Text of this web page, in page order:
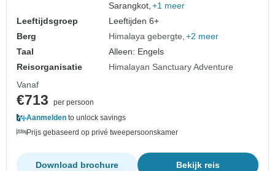
Sarangkot, +1 meer
Leeftijdsgroep
Leeftijden 6+
Berg
Himalaya gebergte +2 meer
Taal
Alleen: Engels
Reisorganisatie
Himalayan Sanctuary Adventure
Vanaf
€713
per persoon
Aanmelden to unlock savings
Prijs gebaseerd op privé tweepersoonskamer
Bekijk reis
Download brochure